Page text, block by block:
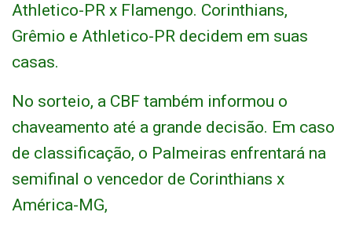
Athletico-PR x Flamengo. Corinthians,
Grêmio e Athletico-PR decidem em suas
casas.
No sorteio, a CBF também informou o
chaveamento até a grande decisão. Em caso
de classificação, o Palmeiras enfrentará na
semifinal o vencedor de Corinthians x
América-MG,